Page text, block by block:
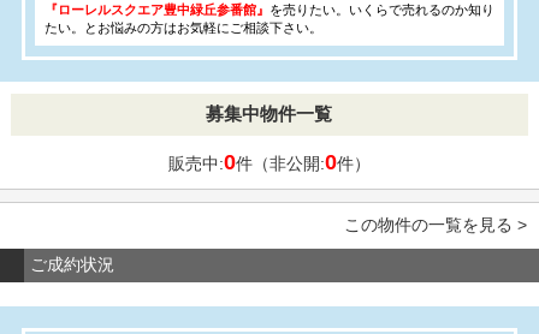
『ローレルスクエア豊中緑丘参番館』 を売りたい。いくらで売れるのか知り
たい。とお悩みの方はお気軽にご相談下さい。
募集中物件一覧
販売中:0件（非公開:0件）
この物件の一覧を見る >
ご成約状況